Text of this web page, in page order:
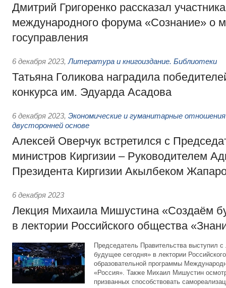
Дмитрий Григоренко рассказал
международного форума «Сознание» о
госуправления
6 декабря 2023, Литература и книгоиздание. Библиотеки
Татьяна Голикова наградила
конкурса им. Эдуарда Асадова
6 декабря 2023, Экономические и гуманитарные
двусторонней основе
Алексей Оверчук встретился с
министров Киргизии – Руководителем
Президента Киргизии Акылбеком
6 декабря 2023
Лекция Михаила Мишустина «Создаём
в лектории Российского общества
Председатель Правительства выступил
будущее сегодня» в лектории
образовательной программы
«Россия». Также Михаил Мишустин
призванных способствовать